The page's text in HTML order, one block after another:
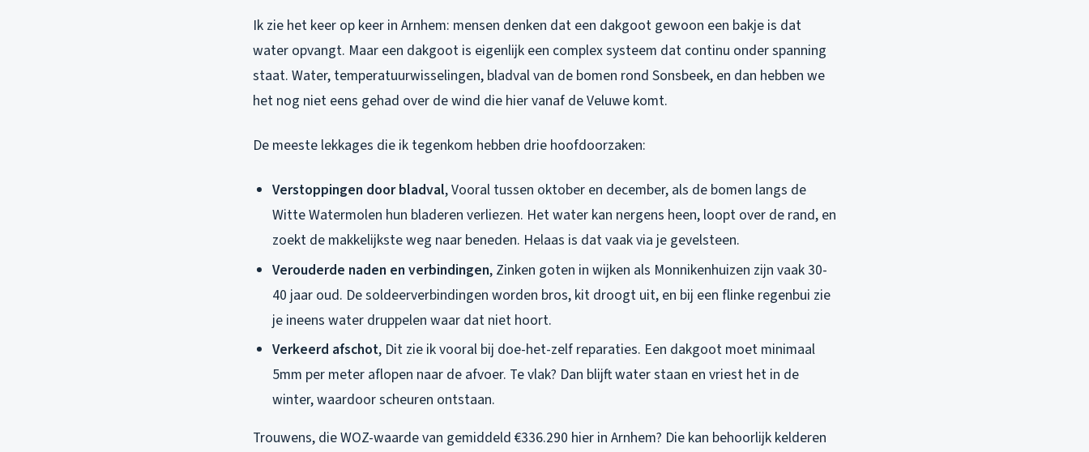
Ik zie het keer op keer in Arnhem: mensen denken dat een dakgoot gewoon een bakje is dat
water opvangt. Maar een dakgoot is eigenlijk een complex systeem dat continu onder spanning
staat. Water, temperatuurwisselingen, bladval van de bomen rond Sonsbeek, en dan hebben we
het nog niet eens gehad over de wind die hier vanaf de Veluwe komt.
De meeste lekkages die ik tegenkom hebben drie hoofdoorzaken:
Verstoppingen door bladval, Vooral tussen oktober en december, als de bomen langs de
Witte Watermolen hun bladeren verliezen. Het water kan nergens heen, loopt over de rand, en
zoekt de makkelijkste weg naar beneden. Helaas is dat vaak via je gevelsteen.
Verouderde naden en verbindingen, Zinken goten in wijken als Monnikenhuizen zijn vaak 30-
40 jaar oud. De soldeerverbindingen worden bros, kit droogt uit, en bij een flinke regenbui zie
je ineens water druppelen waar dat niet hoort.
Verkeerd afschot, Dit zie ik vooral bij doe-het-zelf reparaties. Een dakgoot moet minimaal
5mm per meter aflopen naar de afvoer. Te vlak? Dan blijft water staan en vriest het in de
winter, waardoor scheuren ontstaan.
Trouwens, die WOZ-waarde van gemiddeld €336.290 hier in Arnhem? Die kan behoorlijk kelderen